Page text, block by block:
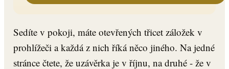
Sedíte v pokoji, máte otevřených třicet záložek v
prohlížeči a každá z nich říká něco jiného. Na jedné
stránce čtete, že uzávěrka je v říjnu, na druhé - že v